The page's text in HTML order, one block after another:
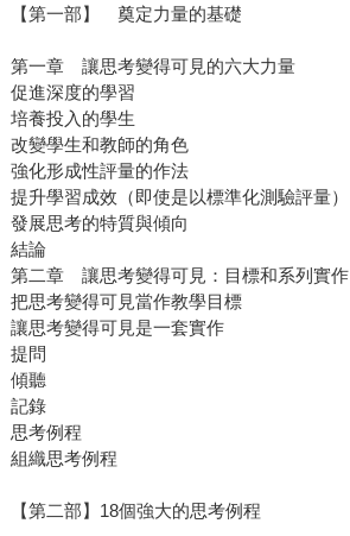
【第一部】 奠定力量的基礎
第一章 讓思考變得可見的六大力量
促進深度的學習
培養投入的學生
改變學生和教師的角色
強化形成性評量的作法
提升學習成效（即使是以標準化測驗評量）
發展思考的特質與傾向
結論
第二章 讓思考變得可見：目標和系列實作
把思考變得可見當作教學目標
讓思考變得可見是一套實作
提問
傾聽
記錄
思考例程
組織思考例程
【第二部】18個強大的思考例程